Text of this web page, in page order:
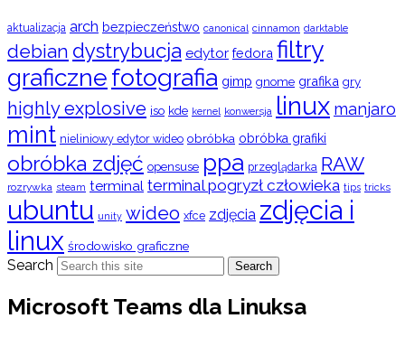
aktualizacja arch bezpieczeństwo canonical cinnamon darktable
debian dystrybucja edytor fedora filtry
graficznefotografia gimp gnome grafika gry
highly explosive iso kde kernel konwersja linux manjaro
mint nieliniowy edytor wideo obróbka obróbka grafiki
obróbka zdjęć opensuse ppa przeglądarka RAW
rozrywka steam terminal terminal pogryzł człowieka tips tricks
ubuntu unity wideo xfce zdjęcia zdjęcia i
linux środowisko graficzne
Search Search
Microsoft Teams dla Linuksa